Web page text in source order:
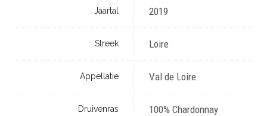
Jaartal 2019
Streek Loire
Appellatie Val de Loire
Druivenras 100% Chardonnay